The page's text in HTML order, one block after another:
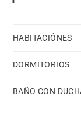
HABITACIÓNES
DORMITORIOS
BAÑO CON